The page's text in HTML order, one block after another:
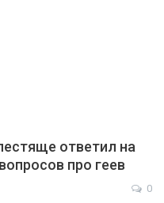
ответил на
про геев
0